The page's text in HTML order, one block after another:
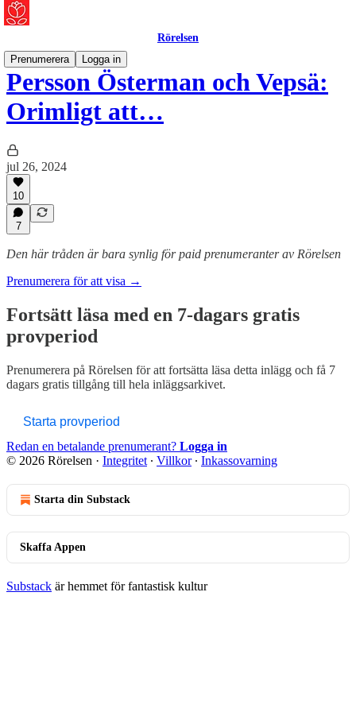
Rörelsen
Prenumerera
Logga in
Persson Österman och Vepsä:
Orimligt att…
jul 26, 2024
10
7
Den här tråden är bara synlig för paid prenumeranter av Rörelsen
Prenumerera för att visa →
Fortsätt läsa med en 7-dagars gratis
provperiod
Prenumerera på Rörelsen för att fortsätta läsa detta inlägg och få 7
dagars gratis tillgång till hela inläggsarkivet.
Starta provperiod
Redan en betalande prenumerant? Logga in
© 2026 Rörelsen · Integritet ∙ Villkor∙ Inkassovarning
Starta din Substack
Skaffa Appen
Substack är hemmet för fantastisk kultur